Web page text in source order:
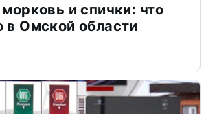
и спички: что
в Омской области